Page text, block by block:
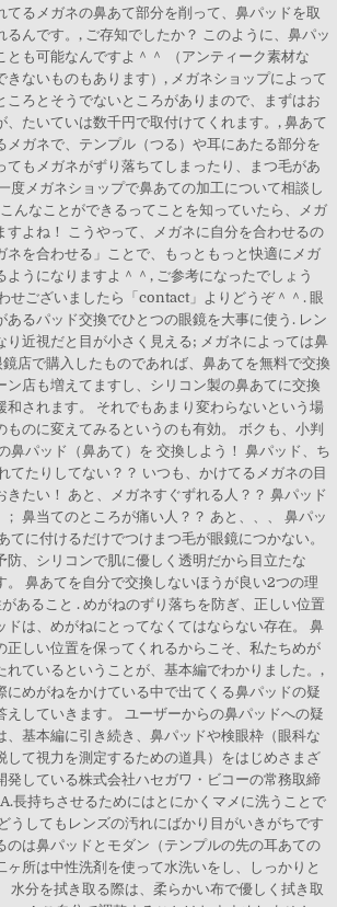
てるメガネの鼻あて部分を削って、鼻パッドを取
るんです。, ご存知でしたか？ このように、鼻パッ
とも可能なんですよ＾＾ （アンティーク素材な
きないものもあります）, メガネショップによって
ころとそうでないところがありまので、まずはお
、たいていは数千円で取付けてくれます。, 鼻あて
メガネで、テンプル（つる）や耳にあたる部分を
てもメガネがずり落ちてしまったり、まつ毛があ
度メガネショップで鼻あての加工について相談し
んなことができるってことを知っていたら、メガ
すよね！ こうやって、メガネに自分を合わせるの
ネを合わせる」ことで、もっともっと快適にメガ
ようになりますよ＾＾, ご参考になったでしょう
せございましたら「contact」よりどうぞ＾＾. 眼
あるパッド交換でひとつの眼鏡を大事に使う. レン
り近視だと目が小さく見える; メガネによっては鼻
店で購入したものであれば、鼻あてを無料で交換
ン店も増えてますし、シリコン製の鼻あてに交換
和されます。 それでもあまり変わらないという場
ものに変えてみるというのも有効。 ボクも、小判
鼻パッド（鼻あて）を 交換しよう！ 鼻パッド、ち
てたりしてない？？ いつも、かけてるメガネの目
きたい！ あと、メガネすぐずれる人？？ 鼻パッド
鼻当てのところが痛い人？？ あと、、、 鼻パッ
てに付けるだけでつけまつ毛が眼鏡につかない。
防、シリコンで肌に優しく透明だから目立たな
。 鼻あてを自分で交換しないほうが良い2つの理
あること . めがねのずり落ちを防ぎ、正しい位置
ドは、めがねにとってなくてはならない存在。 鼻
正しい位置を保ってくれるからこそ、私たちめが
れているということが、基本編でわかりました。,
にめがねをかけている中で出てくる鼻パッドの疑
えしていきます。 ユーザーからの鼻パッドへの疑
、基本編に引き続き、鼻パッドや検眼枠（眼科な
して視力を測定するための道具）をはじめさまざ
発している株式会社ハセガワ・ビコーの常務取締
長持ちさせるためにはとにかくマメに洗うことで
うしてもレンズの汚れにばかり目がいきがちです
のは鼻パッドとモダン（テンプルの先の耳あての
ヶ所は中性洗剤を使って水洗いをし、しっかりと
水分を拭き取る際は、柔らかい布で優しく拭き取